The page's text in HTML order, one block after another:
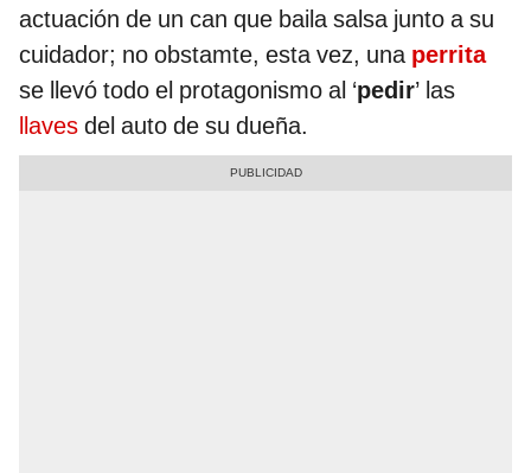
actuación de un can que baila salsa junto a su
cuidador; no obstamte, esta vez, una perrita
se llevó todo el protagonismo al ‘pedir’ las
llaves del auto de su dueña.